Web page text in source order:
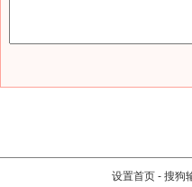
设置首页 - 搜狗